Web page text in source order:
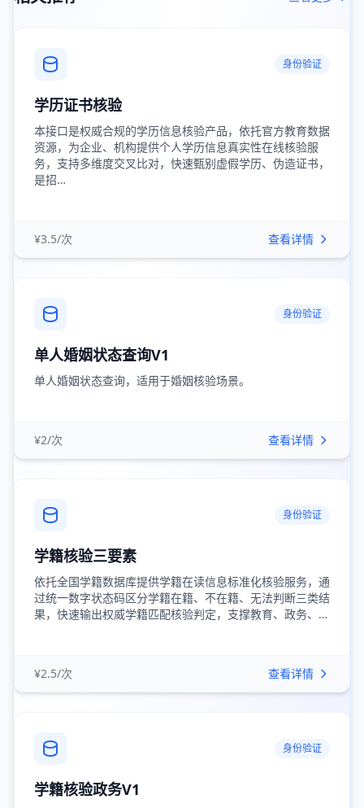
身份验证
学历证书核验
本接口是权威合规的学历信息核验产品，依托官方教育数据
资源，为企业、机构提供个人学历信息真实性在线核验服
务，支持多维度交叉比对，快速甄别虚假学历、伪造证书，
是招…
¥3.5/次 查看详情
身份验证
单人婚姻状态查询V1
单人婚姻状态查询，适用于婚姻核验场景。
¥2/次 查看详情
身份验证
学籍核验三要素
依托全国学籍数据库提供学籍在读信息标准化核验服务，通
过统一数字状态码区分学籍在籍、不在籍、无法判断三类结
果，快速输出权威学籍匹配核验判定，支撑教育、政务、…
¥2.5/次 查看详情
身份验证
学籍核验政务V1